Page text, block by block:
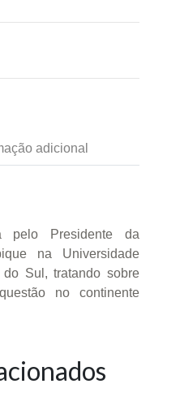
adicional
pelo Presidente da
na Universidade
Sul, tratando sobre
no continente